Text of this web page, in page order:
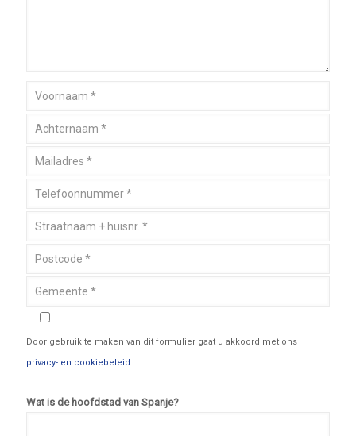
Door gebruik te maken van dit formulier gaat u akkoord met ons
privacy- en cookiebeleid.
Wat is de hoofdstad van Spanje?